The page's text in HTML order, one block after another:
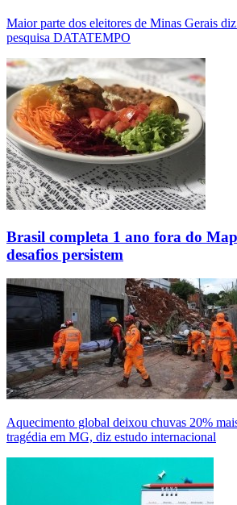
Maior parte dos eleitores de Minas Gerais
pesquisa DATATEMPO
Brasil completa 1 ano fora do
desafios persistem
Aquecimento global deixou chuvas 20%
tragédia em MG, diz estudo internacional